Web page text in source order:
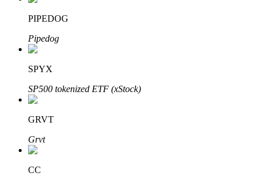
Inversión automática
Obtenga ganancias a largo plazo e intereses flexibles
PIPEDOG
Pipedog
SPYX
SP500 tokenized ETF (xStock)
GRVT
Grvt
CC